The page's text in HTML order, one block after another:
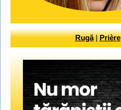
Rugă|Prière